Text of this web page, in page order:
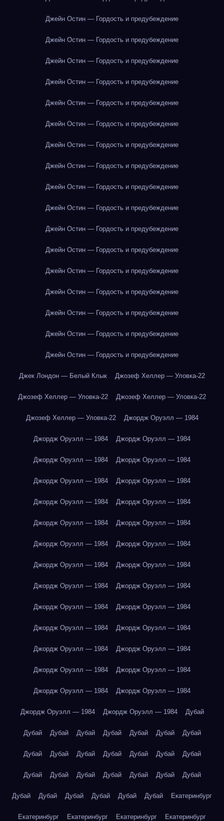
Джейн Остин — Гордость и предубеждение
Джейн Остин — Гордость и предубеждение
Джейн Остин — Гордость и предубеждение
Джейн Остин — Гордость и предубеждение
Джейн Остин — Гордость и предубеждение
Джейн Остин — Гордость и предубеждение
Джейн Остин — Гордость и предубеждение
Джейн Остин — Гордость и предубеждение
Джейн Остин — Гордость и предубеждение
Джейн Остин — Гордость и предубеждение
Джейн Остин — Гордость и предубеждение
Джейн Остин — Гордость и предубеждение
Джейн Остин — Гордость и предубеждение
Джейн Остин — Гордость и предубеждение
Джейн Остин — Гордость и предубеждение
Джейн Остин — Гордость и предубеждение
Джейн Остин — Гордость и предубеждение
Джек Лондон — Белый Клык Джозеф Хеллер — Уловка-22
Джозеф Хеллер — Уловка-22 Джозеф Хеллер — Уловка-22
Джозеф Хеллер — Уловка-22 Джордж Оруэлл — 1984
Джордж Оруэлл — 1984 Джордж Оруэлл — 1984
Джордж Оруэлл — 1984 Джордж Оруэлл — 1984
Джордж Оруэлл — 1984 Джордж Оруэлл — 1984
Джордж Оруэлл — 1984 Джордж Оруэлл — 1984
Джордж Оруэлл — 1984 Джордж Оруэлл — 1984
Джордж Оруэлл — 1984 Джордж Оруэлл — 1984
Джордж Оруэлл — 1984 Джордж Оруэлл — 1984
Джордж Оруэлл — 1984 Джордж Оруэлл — 1984
Джордж Оруэлл — 1984 Джордж Оруэлл — 1984
Джордж Оруэлл — 1984 Джордж Оруэлл — 1984
Джордж Оруэлл — 1984 Джордж Оруэлл — 1984
Джордж Оруэлл — 1984 Джордж Оруэлл — 1984
Джордж Оруэлл — 1984 Джордж Оруэлл — 1984
Джордж Оруэлл — 1984 Джордж Оруэлл — 1984 Дубай
Дубай Дубай Дубай Дубай Дубай Дубай Дубай
Дубай Дубай Дубай Дубай Дубай Дубай Дубай
Дубай Дубай Дубай Дубай Дубай Дубай Дубай
Дубай Дубай Дубай Дубай Дубай Дубай Екатеринбург
Екатеринбург Екатеринбург Екатеринбург Екатеринбург